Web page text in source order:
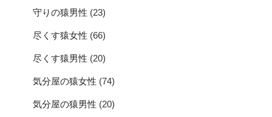
守りの猿男性 (23)
尽くす猿女性 (66)
尽くす猿男性 (20)
気分屋の猿女性 (74)
気分屋の猿男性 (20)